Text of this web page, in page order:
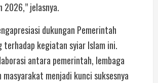
2026,” jelasnya.
dukungan Pemerintah
terhadap kegiatan syiar Islam ini.
antara pemerintah, lembaga
masyarakat menjadi kunci suksesnya